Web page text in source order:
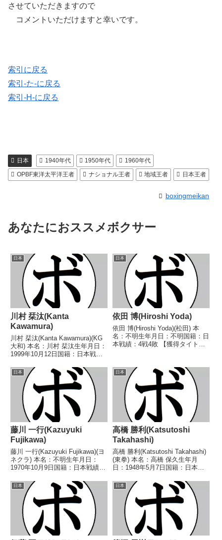
させていただきますので
コメントいただけますと幸いです。
索引に戻る
索引-た-に戻る
索引-H-に戻る
日本 1940年代 1950年代
1960年代
OPBF東洋太平洋王者
ナショナル王者 地域王者 日本王者
boxingmeikan
あなたにおススメボクサー
日本
川村 栞汰(Kanta
Kawamura)
川村 栞汰(Kanta Kawamura)(KG
大和) 本名：川村 栞汰生年月日：
1999年10月12日国籍：日本戦
タイトル】2021年度東日本フラ
イ級新人王 【戦歴】
2020/12/05 ○1RTK...
日本
依田 博(Hiroshi Yoda)
依田 博(Hiroshi Yoda)(松田) 本
名：不明生年月日：不明国籍：日
本戦績：4戦4敗 【獲得タイト
1967/04/26 ○1RKO 小笠原 定
(東海)1967/06/03 ○...
日本
藤川 一行(Kazuyuki
Fujikawa)
藤川 一行(Kazuyuki Fujikawa)(ヨ
ネクラ) 本名：不明生年月日：
1970年10月9日国籍：日本戦績：
し 【戦歴】1990/11/29
●3RTKO 山田 克也(松戸平
沼)■1992年度東日本スー...
日本
高橋 勝利(Katsutoshi
Takahashi)
高橋 勝利(Katsutoshi Takahashi)
(東拳) 本名：高橋 保久生年月
日：1948年5月7日国籍：日本戦
得タイトル】なし 【戦歴】
1967/11/29 ○4R判定 (採点不
明) 福本...
日本 日本